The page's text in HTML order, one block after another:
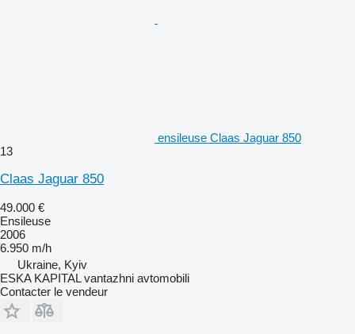
ensileuse Claas Jaguar 850
13
Claas Jaguar 850
49.000 €
Ensileuse
2006
6.950 m/h
Ukraine, Kyiv
ESKA KAPITAL vantazhni avtomobili
Contacter le vendeur